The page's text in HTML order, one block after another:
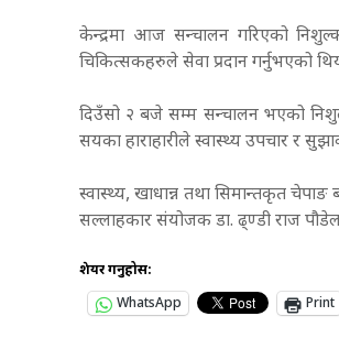
केन्द्रमा आज सन्चालन गरिएको
चिकित्सकहरुले सेवा प्रदान गर्नुभएको
दिउँसो २ बजे सम्म सन्चालन भएको
सयका हाराहारीले स्वास्थ्य उपचार र
स्वास्थ्य, खाधान्न तथा सिमान्तकृत चेपाङ
सल्लाहकार संयोजक डा. ढ्ण्डी राज
शेयर गर्नुहोस:
WhatsApp
Print